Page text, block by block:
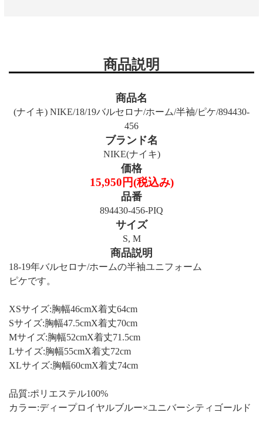
商品説明
商品名
(ナイキ) NIKE/18/19バルセロナ/ホーム/半袖/ピケ/894430-
456
ブランド名
NIKE(ナイキ)
価格
15,950円(税込み)
品番
894430-456-PIQ
サイズ
S, M
商品説明
18-19年バルセロナ/ホームの半袖ユニフォーム
ピケです。
XSサイズ:胸幅46cmX着丈64cm
Sサイズ:胸幅47.5cmX着丈70cm
Mサイズ:胸幅52cmX着丈71.5cm
Lサイズ:胸幅55cmX着丈72cm
XLサイズ:胸幅60cmX着丈74cm
品質:ポリエステル100%
カラー:ディープロイヤルブルー×ユニバーシティゴールド